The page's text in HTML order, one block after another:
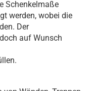
Schenkelmaße
werden, wobei die
Der
auf Wunsch